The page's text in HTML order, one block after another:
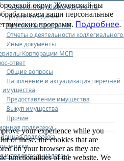
Регламентирующие документы
График заседаний
Протоколы заседаний
Отчеты о деятельности
Иные документы
Корпорации МСП
ответ
Общие вопросы
Наполнение и актуализация перечней
имущества
Предоставление имущества
Выкуп имущества
Прочие
поддержка
поддержка
и поддержке малого и
округ Жуковский вы
ваши персональные
программ. Подробнее.
your experience while you
of these, the cookies that are
on your browser as they are
functionalities of the website. We